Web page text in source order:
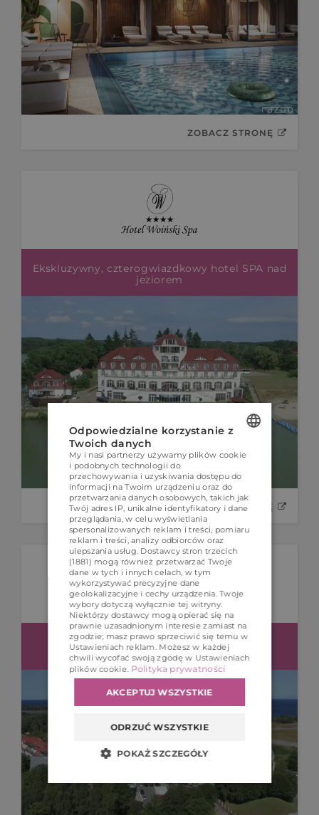
ZOBACZ STRONĘ
Ekskluzywny, czterogwiazdkowy hotel SPA nad
jeziorem
ZOBACZ STRONĘ
Portal rezerwacyjny obsługujący 100
apartamentów 400 m od morza.
POLISH
ENGLISH
GERMAN
CZECH
Odpowiedzialne korzystanie z
Twoich danych
My i nasi partnerzy używamy plików cookie
i podobnych technologii do
przechowywania i uzyskiwania dostępu do
informacji na Twoim urządzeniu oraz do
przetwarzania danych osobowych, takich jak
Twój adres IP, unikalne identyfikatory i dane
przeglądania, w celu wyświetlania
spersonalizowanych reklam i treści, pomiaru
reklam i treści, analizy odbiorców oraz
ulepszania usług. Dostawcy stron trzecich
(1881) mogą również przetwarzać Twoje
dane w tych i innych celach, w tym
wykorzystywać precyzyjne dane
geolokalizacyjne i cechy urządzenia. Twoje
wybory dotyczą wyłącznie tej witryny.
Niektórzy dostawcy mogą opierać się na
prawnie uzasadnionym interesie zamiast na
zgodzie; masz prawo sprzeciwić się temu w
Ustawieniach reklam . Możesz w każdej
chwili wycofać swoją zgodę w Ustawieniach
plików cookie Polityka prywatności
AKCEPTUJ WSZYSTKIE
ODRZUĆ WSZYSTKIE
POKAŻ SZCZEGÓŁY